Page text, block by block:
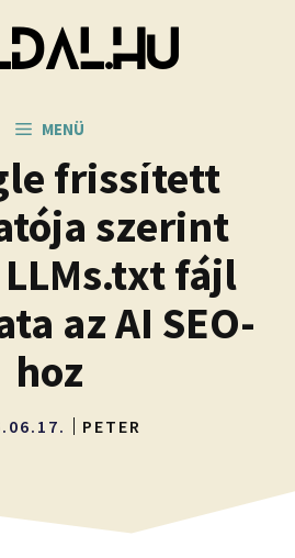
MENÜ
frissített
szerint
fájl
az AI SEO-
hoz
PETER